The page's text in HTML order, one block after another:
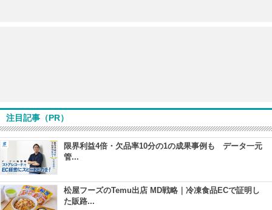
注目記事（PR）
限界利益4倍・欠品率10分の1の成果事例も データ一元
管...
松屋フーズのTemu出店 MD戦略｜冷凍食品ECで証明し
た販路...